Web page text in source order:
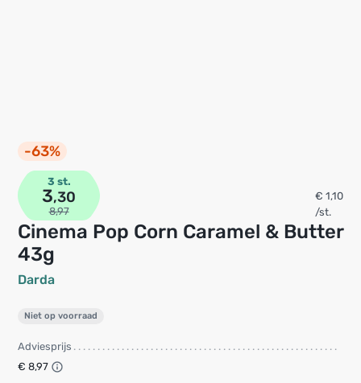
-63%
Cinema Pop Corn Caramel & Butter
43g
Darda
3 st.
3,30
8,97
€ 1,10
/st.
Niet op voorraad
Adviesprijs
€ 8,97